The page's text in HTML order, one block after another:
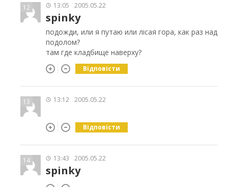
12 13:05 2005.05.22
spinky
подожди, или я путаю или лісая гора, как раз над
подолом?
там где кладбище наверху?
Відповісти
13 13:12 2005.05.22
Відповісти
14 13:43 2005.05.22
spinky